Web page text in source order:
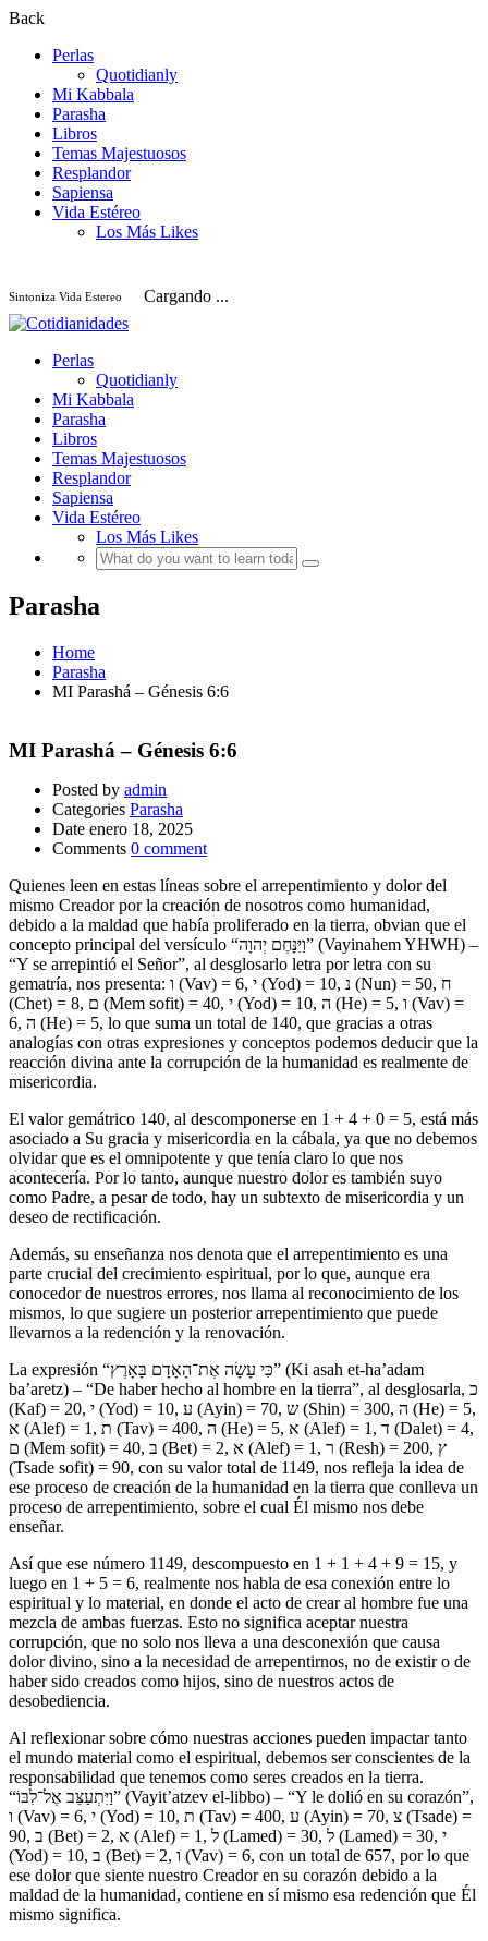
Back
Perlas
Quotidianly
Mi Kabbala
Parasha
Libros
Temas Majestuosos
Resplandor
Sapiensa
Vida Estéreo
Los Más Likes
Sintoniza Vida Estereo Cargando ...
Perlas
Quotidianly
Mi Kabbala
Parasha
Libros
Temas Majestuosos
Resplandor
Sapiensa
Vida Estéreo
Los Más Likes
Parasha
Home
Parasha
MI Parashá – Génesis 6:6
MI Parashá – Génesis 6:6
Posted by admin
Categories Parasha
Date enero 18, 2025
Comments 0 comment
Quienes leen en estas líneas sobre el arrepentimiento y dolor del
mismo Creador por la creación de nosotros como humanidad,
debido a la maldad que había proliferado en la tierra, obvian que el
concepto principal del versículo “וַיִּנָּחֶם יְהוָה” (Vayinahem YHWH) –
“Y se arrepintió el Señor”, al desglosarlo letra por letra con su
gematría, nos presenta: ו (Vav) = 6, י (Yod) = 10, נ (Nun) = 50, ח
(Chet) = 8, ם (Mem sofit) = 40, י (Yod) = 10, ה (He) = 5, ו (Vav) =
6, ה (He) = 5, lo que suma un total de 140, que gracias a otras
analogías con otras expresiones y conceptos podemos deducir que la
reacción divina ante la corrupción de la humanidad es realmente de
misericordia.
El valor gemátrico 140, al descomponerse en 1 + 4 + 0 = 5, está más
asociado a Su gracia y misericordia en la cábala, ya que no debemos
olvidar que es el omnipotente y que tenía claro lo que nos
acontecería. Por lo tanto, aunque nuestro dolor es también suyo
como Padre, a pesar de todo, hay un subtexto de misericordia y un
deseo de rectificación.
Además, su enseñanza nos denota que el arrepentimiento es una
parte crucial del crecimiento espiritual, por lo que, aunque era
conocedor de nuestros errores, nos llama al reconocimiento de los
mismos, lo que sugiere un posterior arrepentimiento que puede
llevarnos a la redención y la renovación.
La expresión “כִּי עָשָׂה אֶת־הָאָדָם בָּאָרֶץ” (Ki asah et-ha’adam
ba’aretz) – “De haber hecho al hombre en la tierra”, al desglosarla, כ
(Kaf) = 20, י (Yod) = 10, ע (Ayin) = 70, ש (Shin) = 300, ה (He) = 5,
א (Alef) = 1, ת (Tav) = 400, ה (He) = 5, א (Alef) = 1, ד (Dalet) = 4,
ם (Mem sofit) = 40, ב (Bet) = 2, א (Alef) = 1, ר (Resh) = 200, ץ
(Tsade sofit) = 90, con su valor total de 1149, nos refleja la idea de
ese proceso de creación de la humanidad en la tierra que conlleva un
proceso de arrepentimiento, sobre el cual Él mismo nos debe
enseñar.
Así que ese número 1149, descompuesto en 1 + 1 + 4 + 9 = 15, y
luego en 1 + 5 = 6, realmente nos habla de esa conexión entre lo
espiritual y lo material, en donde el acto de crear al hombre fue una
mezcla de ambas fuerzas. Esto no significa aceptar nuestra
corrupción, que no solo nos lleva a una desconexión que causa
dolor divino, sino a la necesidad de arrepentirnos, no de existir o de
haber sido creados como hijos, sino de nuestros actos de
desobediencia.
Al reflexionar sobre cómo nuestras acciones pueden impactar tanto
el mundo material como el espiritual, debemos ser conscientes de la
responsabilidad que tenemos como seres creados en la tierra.
“וַיִּתְעַצֵּב אֶל־לִבּוֹ” (Vayit’atzev el-libbo) – “Y le dolió en su corazón”,
ו (Vav) = 6, י (Yod) = 10, ת (Tav) = 400, ע (Ayin) = 70, צ (Tsade) =
90, ב (Bet) = 2, א (Alef) = 1, ל (Lamed) = 30, ל (Lamed) = 30, י
(Yod) = 10, ב (Bet) = 2, ו (Vav) = 6, con un total de 657, por lo que
ese dolor que siente nuestro Creador en su corazón debido a la
maldad de la humanidad, contiene en sí mismo esa redención que Él
mismo significa.